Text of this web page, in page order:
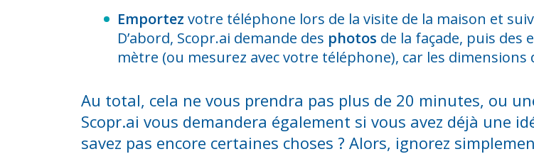
Emportez votre téléphone lors de la visite de la maison et
D’abord, Scopr.ai demande des photos de la façade, puis des
mètre (ou mesurez avec votre téléphone), car les
Au total, cela ne vous prendra pas plus de 20 minutes, ou
Scopr.ai vous demandera également si vous avez déjà une
savez pas encore certaines choses ? Alors, ignorez